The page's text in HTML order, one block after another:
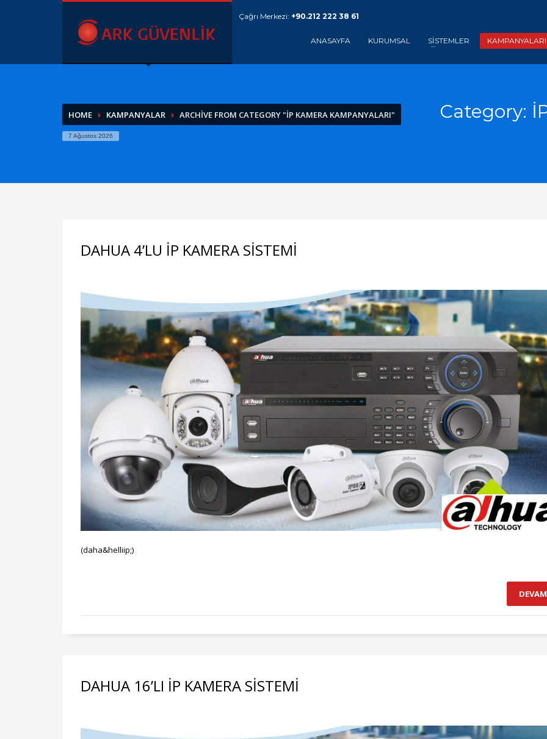
Çağrı Merkezi: +90.212 222 38 61
ANASAYFA KURUMSAL SİSTEMLER
HOME KAMPANYALAR ARCHIVE FROM CATEGORY "İP KAMERA KAMPANYALARI"
7 Ağustos 2026
Category:
DAHUA 4’LU İP KAMERA SİSTEMİ
(daha&helliip;)
DAHUA 16’LI İP KAMERA SİSTEMİ